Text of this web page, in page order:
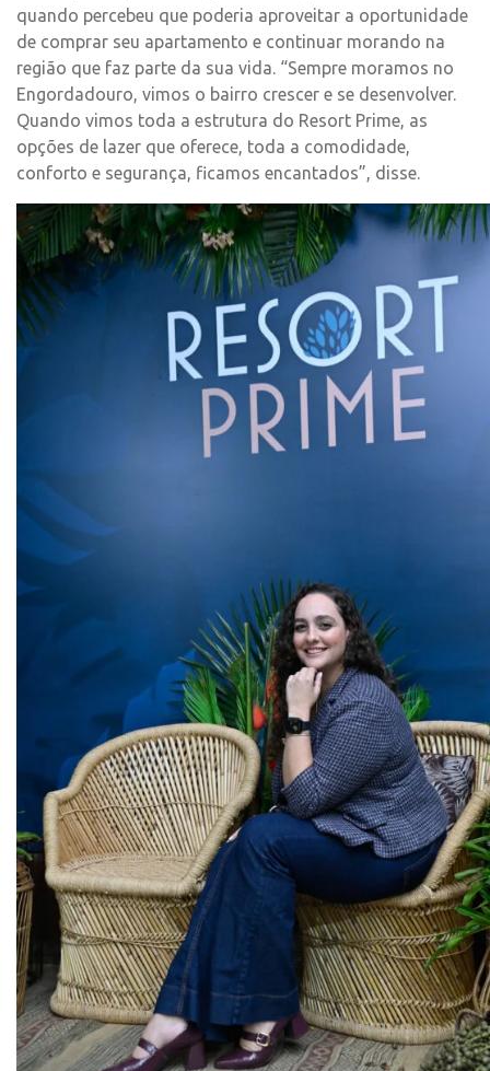
quando percebeu que poderia aproveitar a oportunidade
de comprar seu apartamento e continuar morando na
região que faz parte da sua vida. “Sempre moramos no
Engordadouro, vimos o bairro crescer e se desenvolver.
Quando vimos toda a estrutura do Resort Prime, as
opções de lazer que oferece, toda a comodidade,
conforto e segurança, ficamos encantados”, disse.